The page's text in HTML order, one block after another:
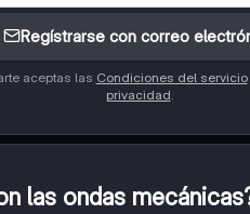
Regístrarse con correo
aceptas las Condiciones del servicio
privacidad.
las ondas